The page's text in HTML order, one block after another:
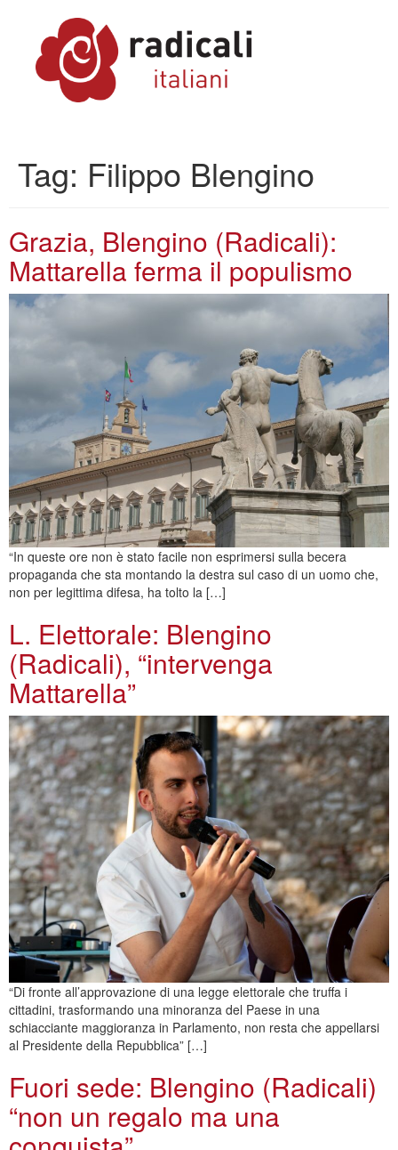
Tag: Filippo Blengino
Grazia, Blengino (Radicali):
Mattarella ferma il populismo
“In queste ore non è stato facile non esprimersi sulla becera
propaganda che sta montando la destra sul caso di un uomo che,
non per legittima difesa, ha tolto la […]
L. Elettorale: Blengino
(Radicali), “intervenga
Mattarella”
“Di fronte all’approvazione di una legge elettorale che truffa i
cittadini, trasformando una minoranza del Paese in una
schiacciante maggioranza in Parlamento, non resta che appellarsi
al Presidente della Repubblica” […]
Fuori sede: Blengino (Radicali)
“non un regalo ma una